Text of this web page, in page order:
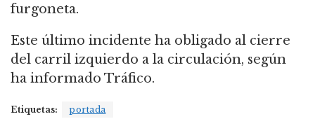
furgoneta.
Este último incidente ha obligado al cierre
del carril izquierdo a la circulación, según
ha informado Tráfico.
Etiquetas: portada